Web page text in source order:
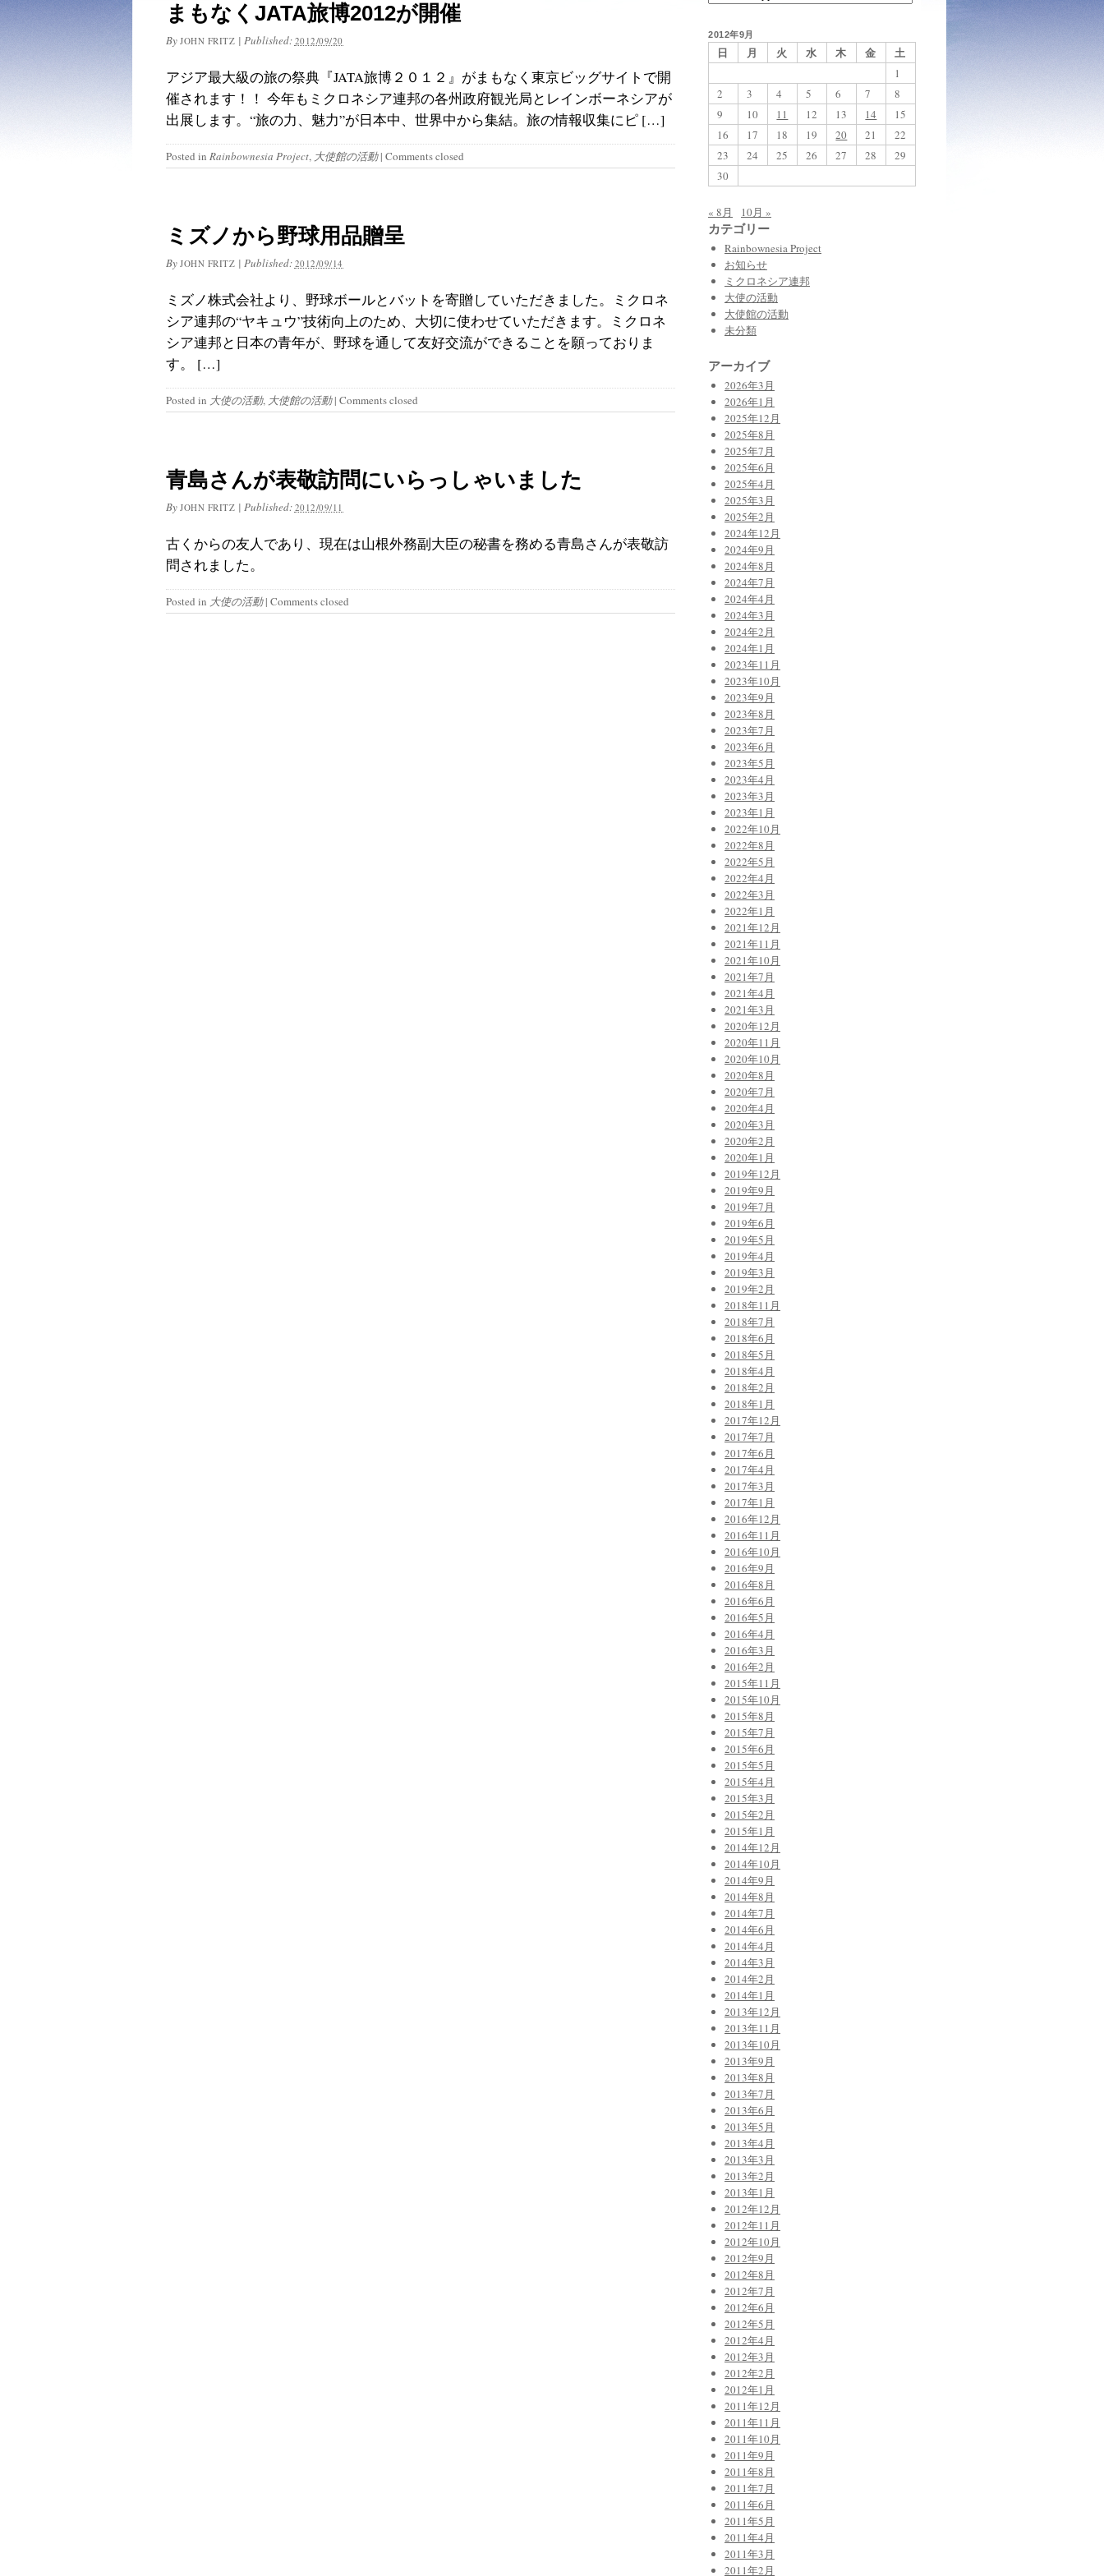
まもなくJATA旅博2012が開催
By JOHN FRITZ | Published: 2012/09/20
アジア最大級の旅の祭典『JATA旅博２０１２』がまもなく東京ビッグサイトで開
催されます！！ 今年もミクロネシア連邦の各州政府観光局とレインボーネシアが
出展します。“旅の力、魅力”が日本中、世界中から集結。旅の情報収集にピ […]
Posted in Rainbownesia Project, 大使館の活動 | Comments closed
ミズノから野球用品贈呈
By JOHN FRITZ | Published: 2012/09/14
ミズノ株式会社より、野球ボールとバットを寄贈していただきました。ミクロネ
シア連邦の“ヤキュウ”技術向上のため、大切に使わせていただきます。ミクロネ
シア連邦と日本の青年が、野球を通して友好交流ができることを願っておりま
す。 […]
Posted in 大使の活動, 大使館の活動 | Comments closed
青島さんが表敬訪問にいらっしゃいました
By JOHN FRITZ | Published: 2012/09/11
古くからの友人であり、現在は山根外務副大臣の秘書を務める青島さんが表敬訪
問されました。
Posted in 大使の活動 | Comments closed
2012年9月
日 月 火 水 木 金 土
1
2
3 4 5 6 7
8
9
10 11 12 13 14
15
16
17 18 19 20 21
22
23
24 25 26 27 28
29
30
« 8月 10月 »
カテゴリー
Rainbownesia Project
お知らせ
ミクロネシア連邦
大使の活動
大使館の活動
未分類
アーカイブ
2026年3月
2026年1月
2025年12月
2025年8月
2025年7月
2025年6月
2025年4月
2025年3月
2025年2月
2024年12月
2024年9月
2024年8月
2024年7月
2024年4月
2024年3月
2024年2月
2024年1月
2023年11月
2023年10月
2023年9月
2023年8月
2023年7月
2023年6月
2023年5月
2023年4月
2023年3月
2023年1月
2022年10月
2022年8月
2022年5月
2022年4月
2022年3月
2022年1月
2021年12月
2021年11月
2021年10月
2021年7月
2021年4月
2021年3月
2020年12月
2020年11月
2020年10月
2020年8月
2020年7月
2020年4月
2020年3月
2020年2月
2020年1月
2019年12月
2019年9月
2019年7月
2019年6月
2019年5月
2019年4月
2019年3月
2019年2月
2018年11月
2018年7月
2018年6月
2018年5月
2018年4月
2018年2月
2018年1月
2017年12月
2017年7月
2017年6月
2017年4月
2017年3月
2017年1月
2016年12月
2016年11月
2016年10月
2016年9月
2016年8月
2016年6月
2016年5月
2016年4月
2016年3月
2016年2月
2015年11月
2015年10月
2015年8月
2015年7月
2015年6月
2015年5月
2015年4月
2015年3月
2015年2月
2015年1月
2014年12月
2014年10月
2014年9月
2014年8月
2014年7月
2014年6月
2014年4月
2014年3月
2014年2月
2014年1月
2013年12月
2013年11月
2013年10月
2013年9月
2013年8月
2013年7月
2013年6月
2013年5月
2013年4月
2013年3月
2013年2月
2013年1月
2012年12月
2012年11月
2012年10月
2012年9月
2012年8月
2012年7月
2012年6月
2012年5月
2012年4月
2012年3月
2012年2月
2012年1月
2011年12月
2011年11月
2011年10月
2011年9月
2011年8月
2011年7月
2011年6月
2011年5月
2011年4月
2011年3月
2011年2月